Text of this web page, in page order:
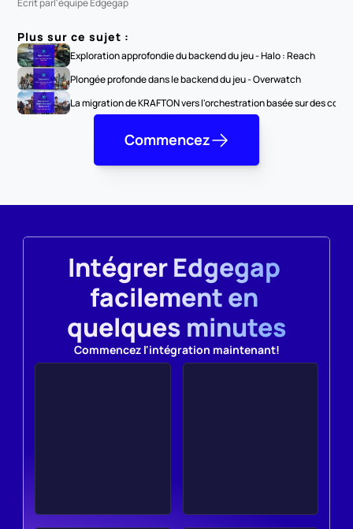
Écrit parl'équipe Edgegap
Plus sur ce sujet :
Exploration approfondie du backend du jeu - Halo : Reach
Plongée profonde dans le backend du jeu - Overwatch
La migration de KRAFTON vers l'orchestration basée sur des
Commencez
Intégrer Edgegap
facilement en
quelques minutes
Commencez l'intégration maintenant!